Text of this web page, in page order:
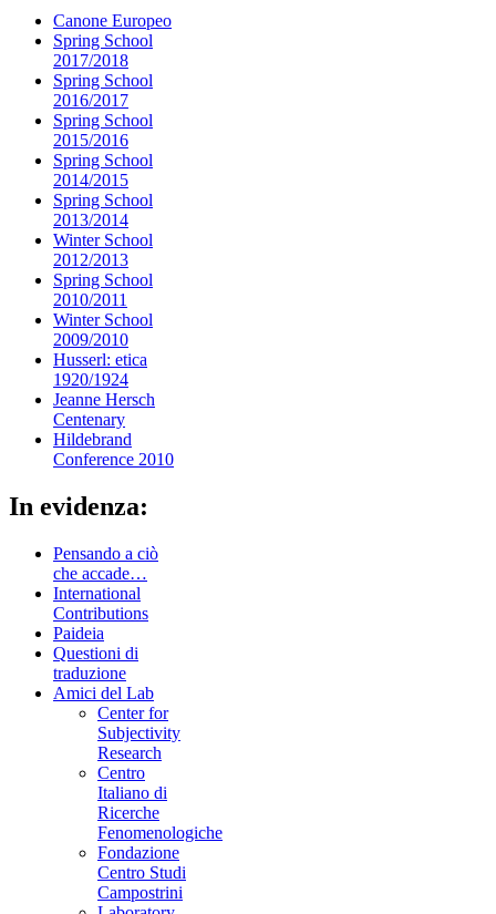
Canone Europeo
Spring School
2017/2018
Spring School
2016/2017
Spring School
2015/2016
Spring School
2014/2015
Spring School
2013/2014
Winter School
2012/2013
Spring School
2010/2011
Winter School
2009/2010
Husserl: etica
1920/1924
Jeanne Hersch
Centenary
Hildebrand
Conference 2010
In evidenza:
Pensando a ciò
che accade…
International
Contributions
Paideia
Questioni di
traduzione
Amici del Lab
Center for
Subjectivity
Research
Centro
Italiano di
Ricerche
Fenomenologiche
Fondazione
Centro Studi
Campostrini